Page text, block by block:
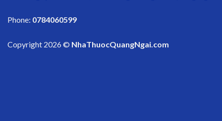
Phone: 0784060599
Copyright 2026 © NhaThuocQuangNgai.com